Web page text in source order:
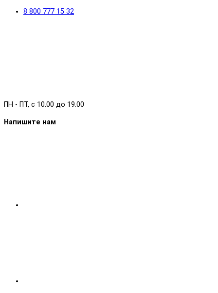
8 800 777 15 32
ПН - ПТ, с 10.00 до 19.00
Напишите нам